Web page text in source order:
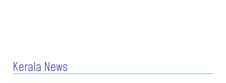
Kerala News